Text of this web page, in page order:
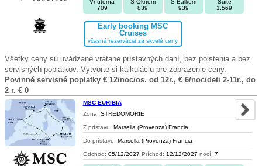
Vnútorná
709
S Oknom
839
S Balkóm
939
Suite
1.569
Early booking MSC
Cruises
včasná rezervácia za skvelé ceny
Všetky ceny sú uvádzané vrátane prístavných daní, bez poistenia a bez
servisných poplatkov. Vytvorte si kalkuláciu pre zobrazenie ceny.
Povinné servisné poplatky € 12/noc/os. od 12r., € 6/noc/deti 2-11r., do
2 r. € 0
MSC EURIBIA
Zona: STREDOMORIE
Z prístavu: Marsella (Provenza) Francia
Do prístavu: Marsella (Provenza) Francia
Odchod: 05/12/2027 Príchod: 12/12/2027 nocí: 7